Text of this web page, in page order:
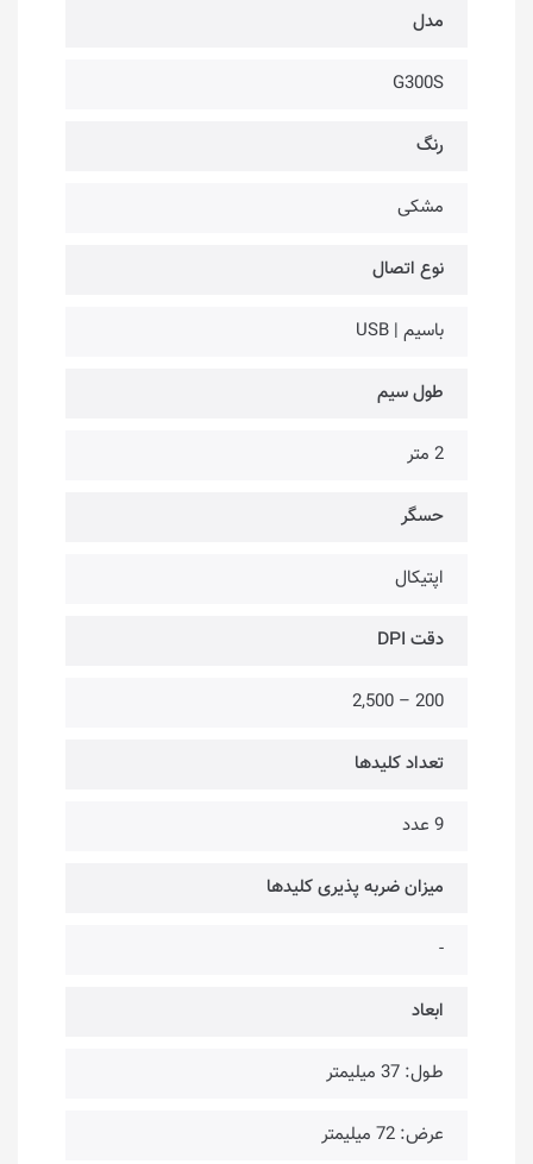
مدل
G300S
رنگ
مشکی
نوع اتصال
باسیم | USB
طول سیم
2 متر
حسگر
اپتیکال
دقت DPI
200 – 2,500
تعداد کلیدها
9 عدد
میزان ضربه پذیری کلیدها
-
ابعاد
طـول: 37 میلیمتر
عرض: 72 میلیمتر